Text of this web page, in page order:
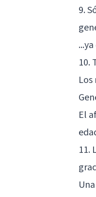
9.
10.
El
11.